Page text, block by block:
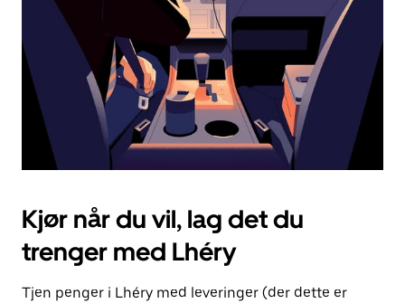
kalenderen.
Kjør når du vil, lag det du
trenger med Lhéry
Tjen penger i Lhéry med leveringer (der dette er